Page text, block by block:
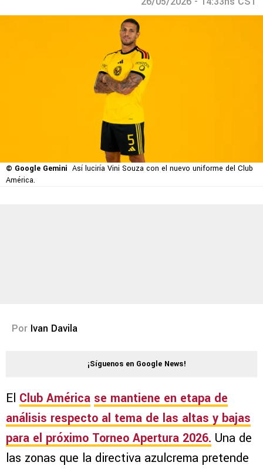
© Google Gemini Así luciría Vini Souza con el nuevo uniforme del Club
América.
Por Ivan Davila
¡Síguenos en Google News!
El Club América se mantiene en etapa de
análisis respecto al tema de las altas y bajas
para el próximo Torneo Apertura 2026. Una de
las zonas que la directiva azulcrema pretende